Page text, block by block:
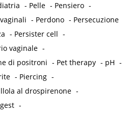
- Pelle - Pensiero -
- Perdono - Persecuzione
- Persister cell -
vaginale -
di positroni - Pet therapy - pH -
- Piercing -
al drospirenone -
-